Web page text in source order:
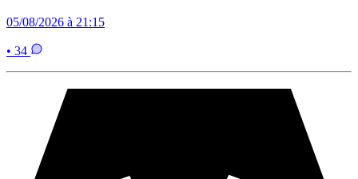
05/08/2026 à 21:15
• 34